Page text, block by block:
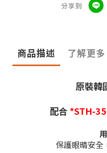
分享到
商品描述 了解更多
原裝韓
配合 *STH-
保護眼晴安全